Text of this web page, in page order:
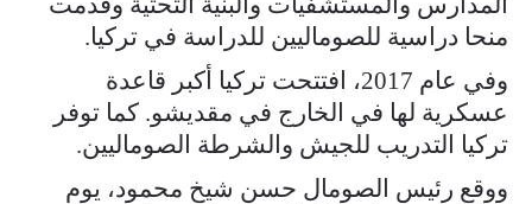
منحا دراسية للصوماليين للدراسة في تركيا.
وفي عام 2017، افتتحت تركيا أكبر قاعدة
عسكرية لها في الخارج في مقديشو. كما توفر
تركيا التدريب للجيش والشرطة الصوماليين.
ووقع رئيس الصومال حسن شيخ محمود، يوم